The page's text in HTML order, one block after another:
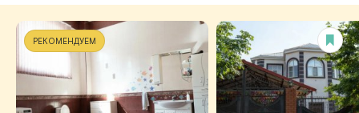
РЕКОМЕНДУЕМ